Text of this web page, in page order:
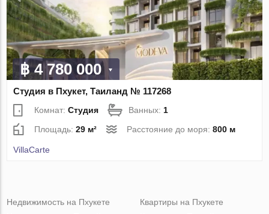
฿ 4 780 000
Студия в Пхукет, Таиланд № 117268
Комнат:Студия Ванных: 1
Площадь:29 м² Расстояние до моря:800 м
VillaСarte
Недвижимость на Пхукете
Квартиры на Пхукете